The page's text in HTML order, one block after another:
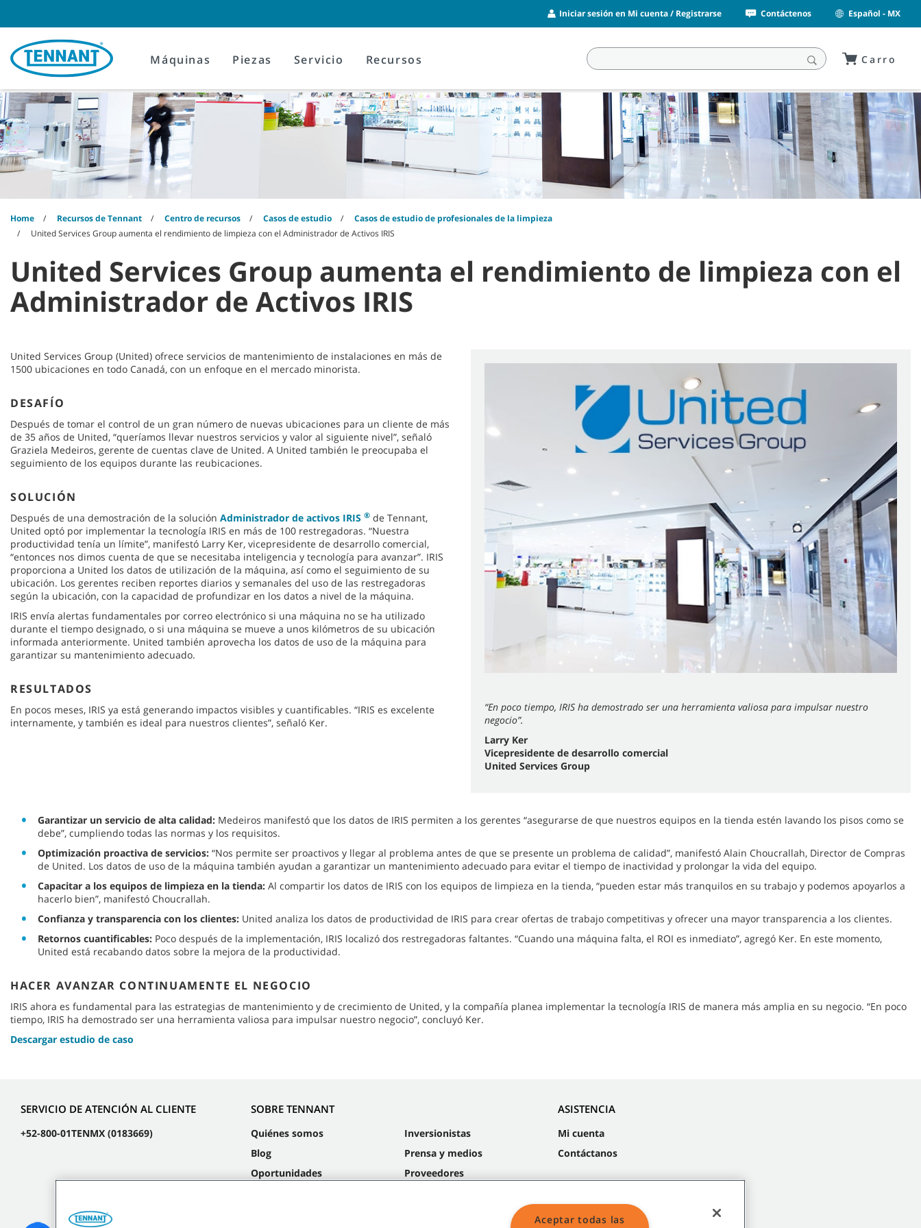
content
navigation
menu
Iniciar sesión en Mi cuenta / Registrarse Contáctenos Español - MX
Máquinas Piezas Servicio Recursos Carro
Home Recursos de Tennant Centro de recursos Casos de estudio
Casos de estudio de profesionales de la limpieza
United Services Group aumenta el rendimiento de limpieza con el Administrador de Activos IRIS
United Services Group aumenta el rendimiento de limpieza con el
Administrador de Activos IRIS
United Services Group (United) ofrece servicios de mantenimiento de instalaciones en más de
1500 ubicaciones en todo Canadá, con un enfoque en el mercado minorista.
DESAFÍO
Después de tomar el control de un gran número de nuevas ubicaciones para un cliente de más
de 35 años de United, “queríamos llevar nuestros servicios y valor al siguiente nivel”, señaló
Graziela Medeiros, gerente de cuentas clave de United. A United también le preocupaba el
seguimiento de los equipos durante las reubicaciones.
SOLUCIÓN
Después de una demostración de la solución Administrador de activos IRIS ® de Tennant,
United optó por implementar la tecnología IRIS en más de 100 restregadoras. “Nuestra
productividad tenía un límite”, manifestó Larry Ker, vicepresidente de desarrollo comercial,
“entonces nos dimos cuenta de que se necesitaba inteligencia y tecnología para avanzar”. IRIS
proporciona a United los datos de utilización de la máquina, así como el seguimiento de su
ubicación. Los gerentes reciben reportes diarios y semanales del uso de las restregadoras
según la ubicación, con la capacidad de profundizar en los datos a nivel de la máquina.
IRIS envía alertas fundamentales por correo electrónico si una máquina no se ha utilizado
durante el tiempo designado, o si una máquina se mueve a unos kilómetros de su ubicación
informada anteriormente. United también aprovecha los datos de uso de la máquina para
garantizar su mantenimiento adecuado.
RESULTADOS
En pocos meses, IRIS ya está generando impactos visibles y cuantificables. “IRIS es excelente
internamente, y también es ideal para nuestros clientes”, señaló Ker.
​​“En poco tiempo, IRIS ha demostrado ser una herramienta valiosa para impulsar nuestro
negocio”.
Larry Ker
Vicepresidente de desarrollo comercial
United Services Group
Garantizar un servicio de alta calidad: Medeiros manifestó que los datos de IRIS permiten a los gerentes “asegurarse de que nuestros equipos en la tienda estén lavando los pisos como se
debe”, cumpliendo todas las normas y los requisitos.
Optimización proactiva de servicios: “Nos permite ser proactivos y llegar al problema antes de que se presente un problema de calidad”, manifestó Alain Choucrallah, Director de Compras
de United. Los datos de uso de la máquina también ayudan a garantizar un mantenimiento adecuado para evitar el tiempo de inactividad y prolongar la vida del equipo.
Capacitar a los equipos de limpieza en la tienda: Al compartir los datos de IRIS con los equipos de limpieza en la tienda, “pueden estar más tranquilos en su trabajo y podemos apoyarlos a
hacerlo bien”, manifestó Choucrallah.
Confianza y transparencia con los clientes: United analiza los datos de productividad de IRIS para crear ofertas de trabajo competitivas y ofrecer una mayor transparencia a los clientes.
Retornos cuantificables: Poco después de la implementación, IRIS localizó dos restregadoras faltantes. “Cuando una máquina falta, el ROI es inmediato”, agregó Ker. En este momento,
United está recabando datos sobre la mejora de la productividad.
HACER AVANZAR CONTINUAMENTE EL NEGOCIO
IRIS ahora es fundamental para las estrategias de mantenimiento y de crecimiento de United, y la compañía planea implementar la tecnología IRIS de manera más amplia en su negocio. “En poco
tiempo, IRIS ha demostrado ser una herramienta valiosa para impulsar nuestro negocio”, concluyó Ker.​​​
Descargar estudio de caso
SERVICIO DE ATENCIÓN AL CLIENTE
+52-800-01TENMX (0183669)
SOBRE TENNANT
Quiénes somos
Blog
Oportunidades
Inversionistas
Prensa y medios
Proveedores
ASISTENCIA
Mi cuenta
Contáctanos
Aceptar todas las